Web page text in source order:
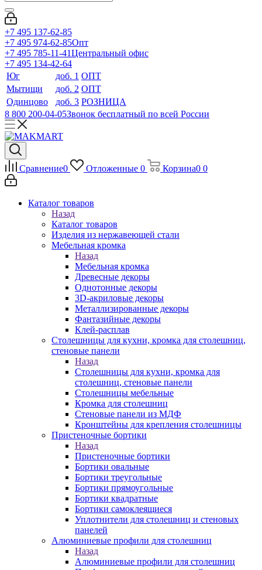
+7 495 137-62-85
+7 495 974-62-85Опт
+7 495 785-11-41Центральный офис
+7 495 134-42-64
Юг
доб. 1 ОПТ
Мытищи
доб. 2 ОПТ
Одинцово
доб. 3 РОЗНИЦА
8 800 200-04-05Звонок бесплатный по всей России
Сравнение0 Отложенные 0 Корзина0 0
Каталог товаров
Назад
Каталог товаров
Изделия из нержавеющей стали
Мебельная кромка
Назад
Мебельная кромка
Древесные декоры
Однотонные декоры
3D-акриловые декоры
Металлизированные декоры
Фантазийные декоры
Клей-расплав
Столешницы для кухни, кромка для столешниц,
стеновые панели
Назад
Столешницы для кухни, кромка для
столешниц, стеновые панели
Столешницы мебельные
Кромка для столешниц
Стеновые панели из МДФ
Кронштейны для крепления столешницы
Пристеночные бортики
Назад
Пристеночные бортики
Бортики овальные
Бортики треугольные
Бортики прямоугольные
Бортики квадратные
Бортики самоклеящиеся
Уплотнители для столешниц и стеновых
панелей
Алюминиевые профили для столешниц
Назад
Алюминиевые профили для столешниц